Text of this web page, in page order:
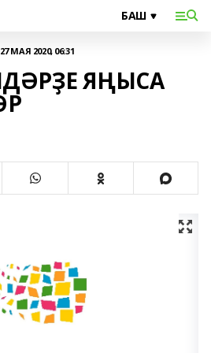
27 МАЯ 2020, 06:31
ЯҢЫСА